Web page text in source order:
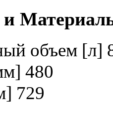
и
объем [л]
480
729